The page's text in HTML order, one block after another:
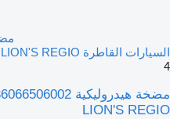
السيارات القاطرة MAN LION'S REGIO
4
LION'S REGIO